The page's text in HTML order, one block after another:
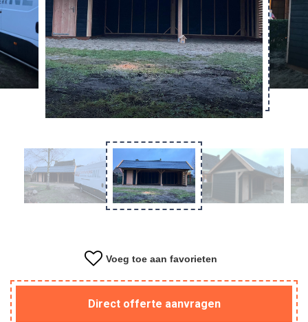
Overkapping
Tuinkantoor
Kapschuur
Voeg toe aan favorieten
Direct offerte aanvragen